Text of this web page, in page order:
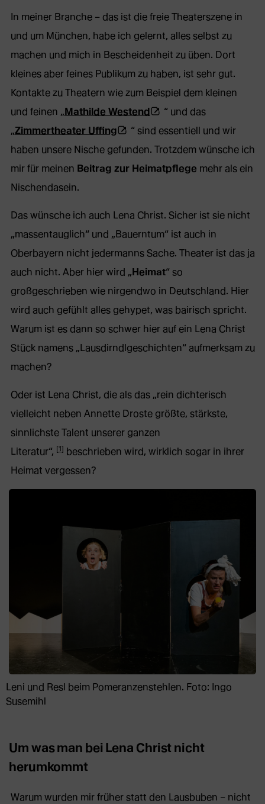
In meiner Branche – das ist die freie Theaterszene in
und um München, habe ich gelernt, alles selbst zu
machen und mich in Bescheidenheit zu üben. Dort
kleines aber feines Publikum zu haben, ist sehr gut.
Kontakte zu Theatern wie zum Beispiel dem kleinen
und feinen „Mathilde Westend(Öffnet
externe
Webseite
in
“ und das
„Zimmertheater Uffing(Öffnet
externe
Webseite
“ sind essentiell und wir
haben unsere Nische gefunden. Trotzdem wünsche ich
mir für meinen Beitrag zur Heimatpflege mehr als ein
Nischendasein.
Das wünsche ich auch Lena Christ. Sicher ist sie nicht
„massentauglich“ und „Bauerntum“ ist auch in
Oberbayern nicht jedermanns Sache. Theater ist das ja
auch nicht. Aber hier wird „Heimat“ so
großgeschrieben wie nirgendwo in Deutschland. Hier
wird auch gefühlt alles gehypet, was bairisch spricht.
Warum ist es dann so schwer hier auf ein Lena Christ
Stück namens „Lausdirndlgeschichten“ aufmerksam zu
machen?
Oder ist Lena Christ, die als das „rein dichterisch
vielleicht neben Annette Droste größte, stärkste,
sinnlichste Talent unserer ganzen
Literatur“, [1] beschrieben wird, wirklich sogar in ihrer
Heimat vergessen?
Leni und Resl beim Pomeranzenstehlen. Foto: Ingo
Susemihl
Um was man bei Lena Christ nicht
herumkommt
Warum wurden mir früher statt den Lausbuben – nicht